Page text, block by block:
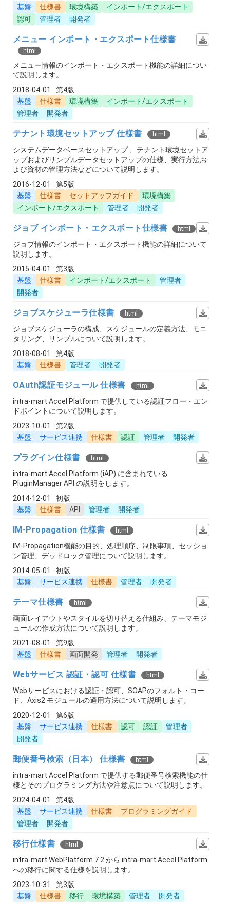
基盤
仕様書 環境構築
インポート/エクスポート
認可
管理者 開発者
メニュー インポート・エクスポート仕様書
html
メニュー情報のインポート・エクスポート機能の詳細につい
て説明します。
2018-04-01
第4版
基盤
仕様書 環境構築
インポート/エクスポート
管理者
開発者
テナント環境セットアップ 仕様書 html
システムデータベースセットアップ 、テナント環境セットア
ップおよびサンプルデータセットアップの仕様、実行方法お
よび資材の管理方法などについて説明します。
2016-12-01
第5版
基盤
仕様書 セットアップガイド
環境構築
インポート/エクスポート
管理者 開発者
ジョブ インポート・エクスポート仕様書 html
ジョブ情報のインポート・エクスポート機能の詳細について
説明します。
2015-04-01
第3版
基盤
仕様書 インポート/エクスポート
管理者
開発者
ジョブスケジューラ仕様書 html
ジョブスケジューラの構成、スケジュールの定義方法、モニ
タリング、サンプルについて説明します。
2018-08-01
第4版
基盤
仕様書 管理者 開発者
OAuth認証モジュール 仕様書 html
intra-mart Accel Platform で提供している認証フロー・エン
ドポイントについて説明します。
2023-10-01
第2版
基盤
サービス連携 仕様書 認証 管理者 開発者
プラグイン仕様書 html
intra-mart Accel Platform (iAP) に含まれている
PluginManager API の説明をします。
2014-12-01
初版
基盤
仕様書 API 管理者 開発者
IM-Propagation 仕様書 html
IM-Propagation機能の目的、処理順序、制限事項、セッショ
ン管理、デッドロック管理について説明します。
2014-05-01
初版
基盤
サービス連携 仕様書 管理者 開発者
テーマ仕様書 html
画面レイアウトやスタイルを切り替える仕組み、テーマモジ
ュールの作成方法について説明します。
2021-08-01
第9版
基盤
仕様書 画面開発 管理者 開発者
Webサービス 認証・認可 仕様書 html
Webサービスにおける認証・認可、SOAPのフォルト・コー
ド、Axis2 モジュールの適用方法について説明します。
2020-12-01
第6版
基盤
サービス連携 仕様書 認可 認証
管理者
開発者
郵便番号検索（日本） 仕様書 html
intra-mart Accel Platform で提供する郵便番号検索機能の仕
様とそのプログラミング方法や注意点について説明します。
2024-04-01
第4版
基盤
サービス連携 仕様書
プログラミングガイド
管理者
開発者
移行仕様書 html
intra-mart WebPlatform 7.2 から intra-mart Accel Platform
への移行に関する仕様を説明します。
2023-10-31
第3版
基盤
仕様書 移行 環境構築 管理者 開発者